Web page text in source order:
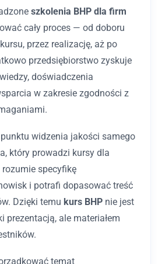
szkolenia BHP dla firm
cały proces — od doboru
przez realizację, aż po
przedsiębiorstwo zyskuje
doświadczenia
w zakresie zgodności z
widzenia jakości samego
który prowadzi kursy dla
specyfikę
i potrafi dopasować treść
Dzięki temu kurs BHP nie jest
prezentacją, ale materiałem
temat